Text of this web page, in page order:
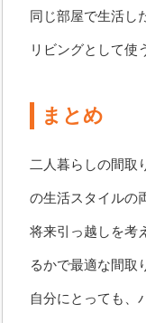
同じ部屋で生活し
リビングとして使
まとめ
二人暮らしの間取
の生活スタイルの
将来引っ越しを考
るかで最適な間取
自分にとっても、